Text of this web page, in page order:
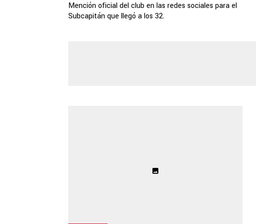
Mención oficial del club en las redes sociales para el
Subcapitán que llegó a los 32.